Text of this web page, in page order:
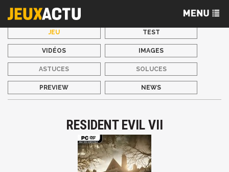
JEU TEST
VIDÉOS IMAGES
ASTUCES SOLUCES
PREVIEW NEWS
RESIDENT EVIL VII